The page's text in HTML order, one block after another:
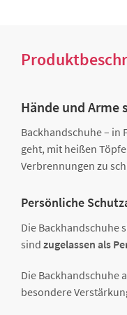
Hände und Arme
Backhandschuhe – in
geht, mit heißen
Verbrennungen zu
Persönliche
Die Backhandschuhe
sind zugelassen als
Die Backhandschuhe
besondere